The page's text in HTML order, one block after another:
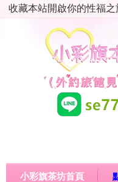
收藏本站開啟你的性福之
小彩旗茶坊首頁